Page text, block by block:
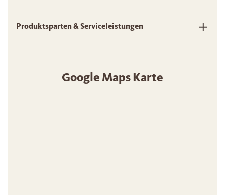
Produktsparten & Serviceleistungen
Google Maps Karte